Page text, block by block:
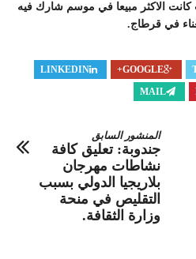
حيث كانت الاكثر مبيعا في موسم شارك فيه
في قرطاج.
GOOGLE+
LINKEDIN
MAIL
المنشور السابق
جندوبة: تعليق كافة
نشاطات مهرجان
بلاريجيا الدولي بسبب
التقليص في منحة
وزارة الثقافة.